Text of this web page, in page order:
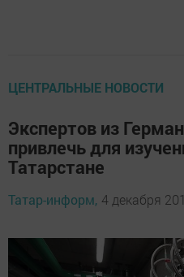
ЦЕНТРАЛЬНЫЕ НОВОСТИ
Экспертов из
привлечь для
Татарстане
Татар-информ, 4 декабря